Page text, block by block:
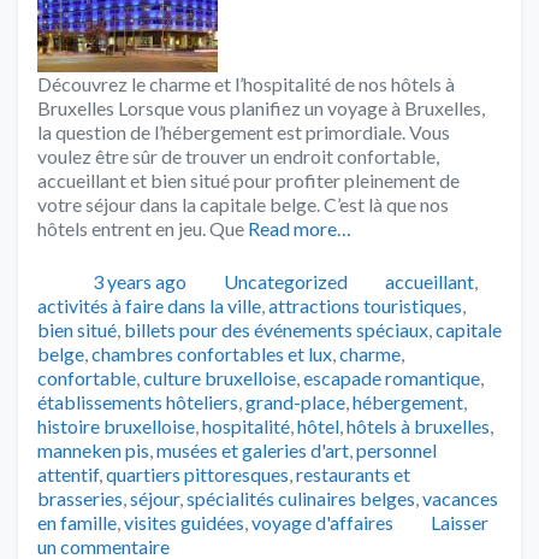
Découvrez le charme et l’hospitalité de nos hôtels à
Bruxelles Lorsque vous planifiez un voyage à Bruxelles,
la question de l’hébergement est primordiale. Vous
voulez être sûr de trouver un endroit confortable,
accueillant et bien situé pour profiter pleinement de
votre séjour dans la capitale belge. C’est là que nos
hôtels entrent en jeu. Que Read more…
Publié3 years ago Catégories
Uncategorized Tags
accueillant,
activités à faire dans la ville,attractions touristiques,
bien situé, billets pour des événements spéciaux,capitale
belge,chambres confortables et lux,charme,
confortable,culture bruxelloise,escapade romantique,
établissements hôteliers,grand-place,hébergement,
histoire bruxelloise,hospitalité,hôtel,hôtels à bruxelles,
manneken pis,musées et galeries d'art,personnel
attentif,quartiers pittoresques,restaurants et
brasseries,séjour,spécialités culinaires belges,vacances
en famille,visites guidées,voyage d'affaires
Laisser
un commentaire